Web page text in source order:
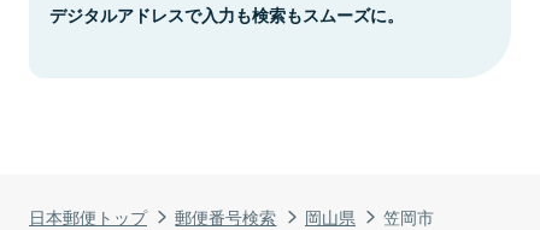
日本郵便トップ 郵便番号検索 岡山県 笠岡市
デジタルアドレスで入力も検索もスムーズに。